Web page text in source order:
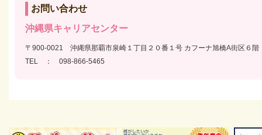
お問い合わせ
沖縄県キャリアセンター
〒900-0021 沖縄県那覇市泉崎１丁目２０番１号 カフーナ旭橋A街区６
TEL ： 098-866-5465